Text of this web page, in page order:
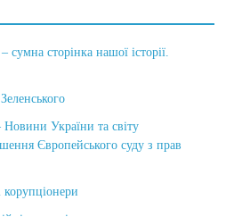
сумна сторінка нашої історії.
Новини України та світу
Європейського суду з прав